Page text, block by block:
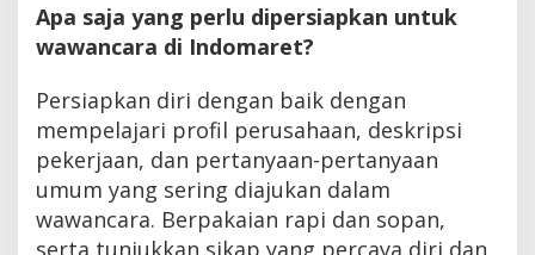
Apa saja yang perlu dipersiapkan untuk
wawancara di Indomaret?
Persiapkan diri dengan baik dengan
mempelajari profil perusahaan, deskripsi
pekerjaan, dan pertanyaan-pertanyaan
umum yang sering diajukan dalam
wawancara. Berpakaian rapi dan sopan,
serta tunjukkan sikap yang percaya diri dan